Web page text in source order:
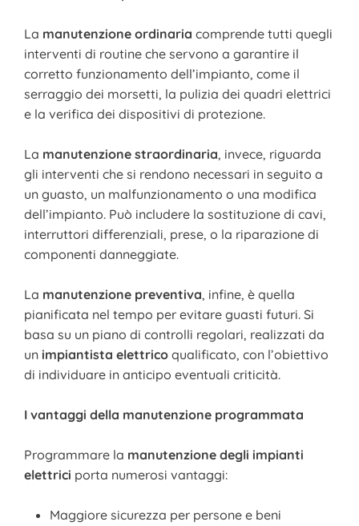
La manutenzione ordinaria comprende tutti quegli
interventi di routine che servono a garantire il
corretto funzionamento dell’impianto, come il
serraggio dei morsetti, la pulizia dei quadri elettrici
e la verifica dei dispositivi di protezione.
La manutenzione straordinaria, invece, riguarda
gli interventi che si rendono necessari in seguito a
un guasto, un malfunzionamento o una modifica
dell’impianto. Può includere la sostituzione di cavi,
interruttori differenziali, prese, o la riparazione di
componenti danneggiate.
La manutenzione preventiva, infine, è quella
pianificata nel tempo per evitare guasti futuri. Si
basa su un piano di controlli regolari, realizzati da
un impiantista elettrico qualificato, con l’obiettivo
di individuare in anticipo eventuali criticità.
I vantaggi della manutenzione programmata
Programmare la manutenzione degli impianti
elettrici porta numerosi vantaggi:
Maggiore sicurezza per persone e beni